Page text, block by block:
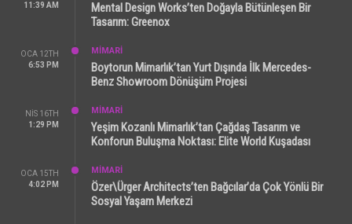
11:39 AM
Mental Design Works’ten Doğayla Bütünleşen Bir
Tasarım: Greenox
OCA 12TH
6:53 PM
MİMARİ
Boytorun Mimarlık’tan Yurt Dışında İlk Mercedes-
Benz Showroom Dönüşüm Projesi
NIS 16TH
1:29 PM
MİMARİ
Yeşim Kozanlı Mimarlık’tan Çağdaş Tasarım ve
Konforun Buluşma Noktası: Elite World Kuşadası
OCA 15TH
4:02 PM
MİMARİ
Özer\Ürger Architects’ten Bağcılar’da Çok Yönlü Bir
Sosyal Yaşam Merkezi